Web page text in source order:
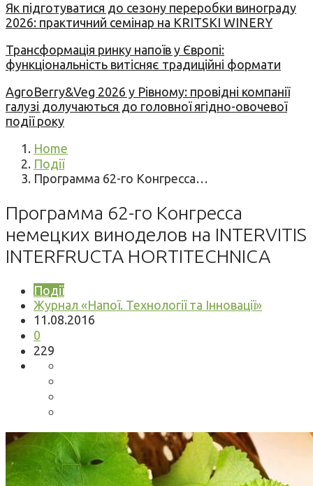
Як підготуватися до сезону переробки винограду
2026: практичний семінар на KRITSKI WINERY
Трансформація ринку напоїв у Європі:
функціональність витісняє традиційні формати
AgroBerry&Veg 2026 у Рівному: провідні компанії
галузі долучаються до головної ягідно-овочевої
події року
Home
Події
Программа 62-го Конгресса…
Программа 62-го Конгресса
немецких виноделов на INTERVITIS
INTERFRUCTA HORTITECHNICA
Події
Журнал «Напої. Технології та Інновації»
11.08.2016
0
229